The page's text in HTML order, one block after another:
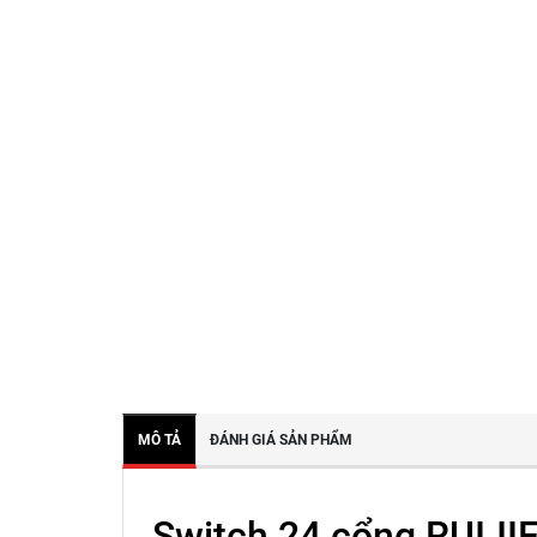
MÔ TẢ ĐÁNH GIÁ SẢN PHẨM